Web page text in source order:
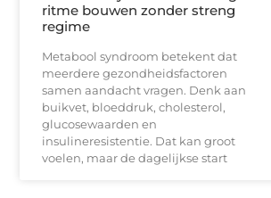
ritme bouwen zonder streng
regime
Metabool syndroom betekent dat
meerdere gezondheidsfactoren
samen aandacht vragen. Denk aan
buikvet, bloeddruk, cholesterol,
glucosewaarden en
insulineresistentie. Dat kan groot
voelen, maar de dagelijkse start